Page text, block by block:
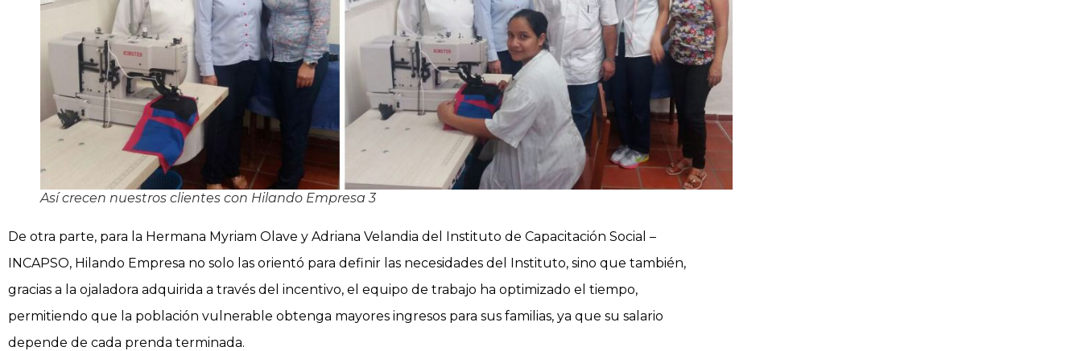
Así crecen nuestros clientes con Hilando Empresa 3
De otra parte, para la Hermana Myriam Olave y Adriana Velandia del Instituto de Capacitación Social –
INCAPSO, Hilando Empresa no solo las orientó para definir las necesidades del Instituto, sino que también,
gracias a la ojaladora adquirida a través del incentivo, el equipo de trabajo ha optimizado el tiempo,
permitiendo que la población vulnerable obtenga mayores ingresos para sus familias, ya que su salario
depende de cada prenda terminada.